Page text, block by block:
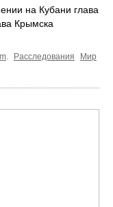
на Кубани глава
Крымска
Расследования
Мир